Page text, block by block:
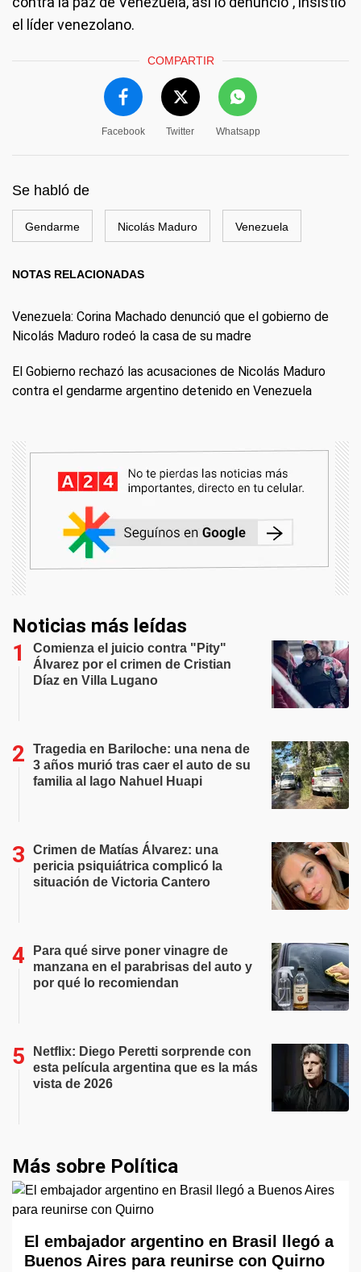
el líder venezolano.
COMPARTIR
Facebook Twitter Whatsapp
Se habló de
Gendarme Nicolás Maduro Venezuela
NOTAS RELACIONADAS
Venezuela: Corina Machado denunció que el gobierno de
Nicolás Maduro rodeó la casa de su madre
El Gobierno rechazó las acusaciones de Nicolás Maduro
contra el gendarme argentino detenido en Venezuela
Noticias más leídas
Comienza el juicio contra "Pity"
Álvarez por el crimen de Cristian
Díaz en Villa Lugano
Tragedia en Bariloche: una nena de
3 años murió tras caer el auto de su
familia al lago Nahuel Huapi
Crimen de Matías Álvarez: una
pericia psiquiátrica complicó la
situación de Victoria Cantero
Para qué sirve poner vinagre de
manzana en el parabrisas del auto y
por qué lo recomiendan
Netflix: Diego Peretti sorprende con
esta película argentina que es la más
vista de 2026
Más sobre Política
El embajador argentino en Brasil llegó a
Buenos Aires para reunirse con Quirno